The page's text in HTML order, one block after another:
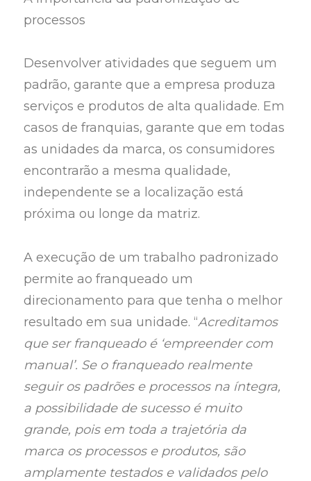
processos
Desenvolver atividades que seguem um
padrão, garante que a empresa produza
serviços e produtos de alta qualidade. Em
casos de franquias, garante que em todas
as unidades da marca, os consumidores
encontrarão a mesma qualidade,
independente se a localização está
próxima ou longe da matriz.
A execução de um trabalho padronizado
permite ao franqueado um
direcionamento para que tenha o melhor
resultado em sua unidade. “Acreditamos
que ser franqueado é ‘empreender com
manual’. Se o franqueado realmente
seguir os padrões e processos na íntegra,
a possibilidade de sucesso é muito
grande, pois em toda a trajetória da
marca os processos e produtos, são
amplamente testados e validados pelo